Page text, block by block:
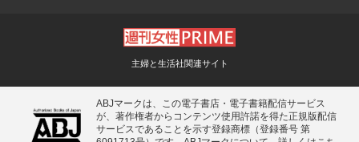
主婦と生活社関連サイト
ABJマークは、この電子書店・電子書籍配信サービス
が、著作権者からコンテンツ使用許諾を得た正規版配信
サービスであることを示す登録商標（登録番号 第